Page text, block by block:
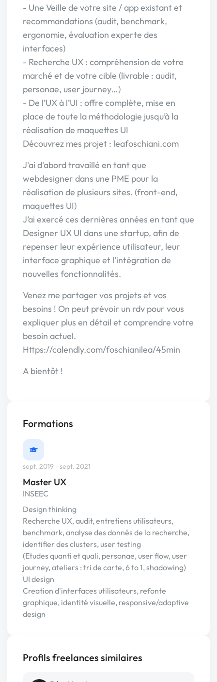
- Une Veille de votre site / app existant et
recommandations (audit, benchmark,
ergonomie, évaluation experte des
interfaces)
- Recherche UX : compréhension de votre
marché et de votre cible (livrable : audit,
personae, user journey…)
- De l’UX à l’UI : offre complète, mise en
place de toute la méthodologie jusqu’à la
réalisation de maquettes UI
Découvrez mes projet : leafoschiani.com
J'ai d'abord travaillé en tant que
webdesigner dans une PME pour la
réalisation de plusieurs sites. (front-end,
maquettes UI)
J’ai exercé ces dernières années en tant que
Designer UX UI dans une startup, afin de
repenser leur expérience utilisateur, leur
interface graphique et l’intégration de
nouvelles fonctionnalités.
Venez me partager vos projets et vos
besoins ! On peut prévoir un rdv pour vous
expliquer plus en détail et comprendre votre
besoin actuel.
Https://calendly.com/foschianilea/45min
A bientôt !
Formations
sept. 2019 - sept. 2021
Master UX
INSEEC
Design thinking
Recherche UX, audit, entretiens utilisateurs,
benchmark, analyse des donnés de la recherche,
identifier des clusters, user testing
(Etudes quanti et quali, personae, user flow, user
journey, ateliers : tri de carte, 6 to 1, shadowing)
UI design
Creation d'interfaces utilisateurs, refonte
graphique, identité visuelle, responsive/adaptive
design
Profils freelances similaires